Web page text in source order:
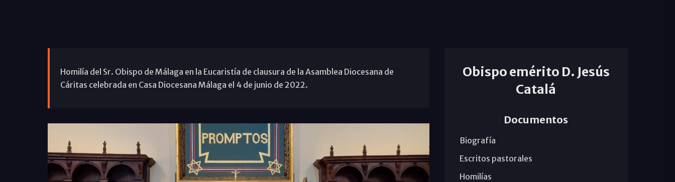
Homilía del Sr. Obispo de Málaga en la Eucaristía de clausura de la Asamblea Diocesana de
Cáritas celebrada en Casa Diocesana Málaga el 4 de junio de 2022.
Obispo emérito D. Jesús
Catalá
Documentos
Biografía
Escritos pastorales
Homilías